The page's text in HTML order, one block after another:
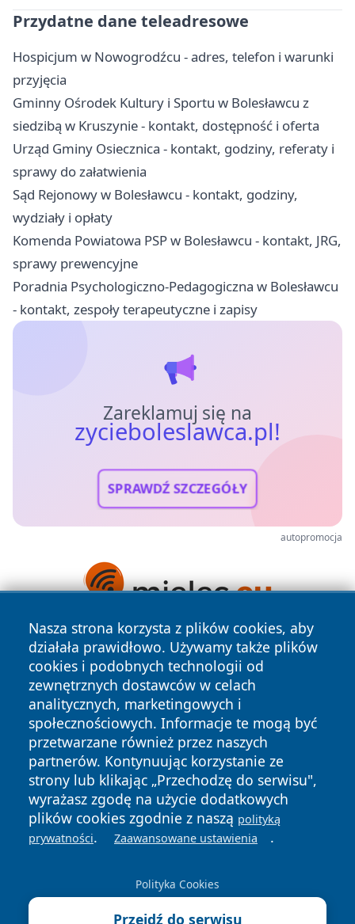
Przydatne dane teleadresowe
Hospicjum w Nowogrodźcu - adres, telefon i warunki
przyjęcia
Gminny Ośrodek Kultury i Sportu w Bolesławcu z
siedzibą w Kruszynie - kontakt, dostępność i oferta
Urząd Gminy Osiecznica - kontakt, godziny, referaty i
sprawy do załatwienia
Sąd Rejonowy w Bolesławcu - kontakt, godziny,
wydziały i opłaty
Komenda Powiatowa PSP w Bolesławcu - kontakt, JRG,
sprawy prewencyjne
Poradnia Psychologiczno-Pedagogiczna w Bolesławcu
- kontakt, zespoły terapeutyczne i zapisy
Zareklamuj się na
zycieboleslawca.pl!
SPRAWDŹ SZCZEGÓŁY
autopromocja
Nasza strona korzysta z plików cookies, aby
działała prawidłowo. Używamy także plików
cookies i podobnych technologii od
zewnętrznych dostawców w celach
analitycznych, marketingowych i
społecznościowych. Informacje te mogą być
przetwarzane również przez naszych
partnerów. Kontynuując korzystanie ze
strony lub klikając „Przechodzę do serwisu",
wyrażasz zgodę na użycie dodatkowych
plików cookies zgodnie z naszą polityką
prywatności. Zaawansowane ustawienia .
Polityka Cookies
Przejdź do serwisu
Copyright © 2026 zycieboleslawca.pl Wszystkie prawa
zastrzeżone.
News Autorzy
Polityka
Prywatności
Polityka
Cookies